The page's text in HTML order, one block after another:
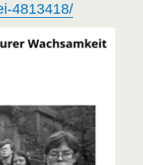
4813418/